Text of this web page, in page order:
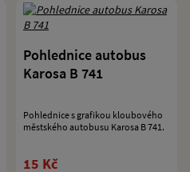
Pohlednice autobus
Karosa B 741
Pohlednice s grafikou kloubového
městského autobusu Karosa B 741.
15 Kč